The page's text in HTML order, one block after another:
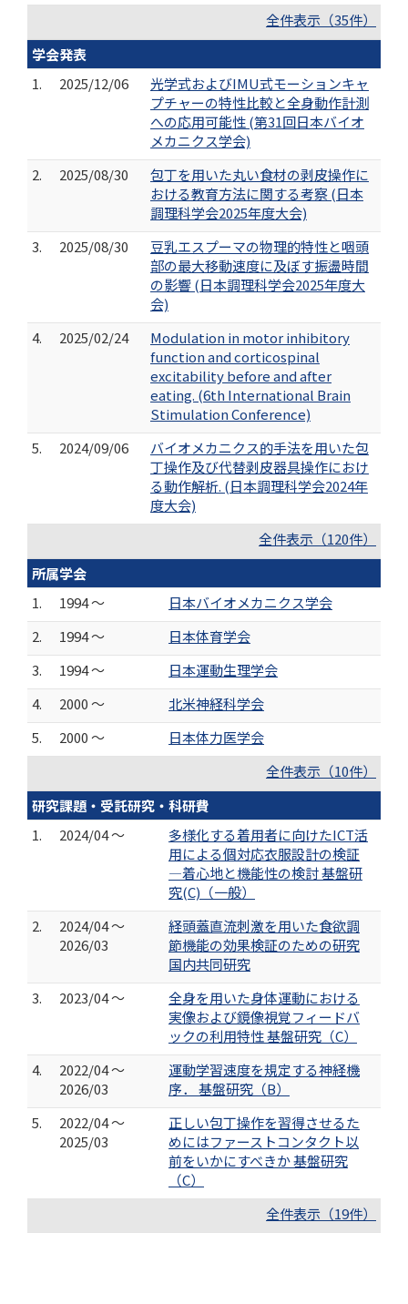
全件表示（35件）
学会発表
1.
2025/12/06
光学式およびIMU式モーションキャ
プチャーの特性比較と全身動作計測
への応用可能性 (第31回日本バイオ
メカニクス学会)
2.
2025/08/30
包丁を用いた丸い食材の剥皮操作に
おける教育方法に関する考察 (日本
調理科学会2025年度大会)
3.
2025/08/30
豆乳エスプーマの物理的特性と咽頭
部の最大移動速度に及ぼす振盪時間
の影響 (日本調理科学会2025年度大
会)
4.
2025/02/24
Modulation in motor inhibitory
function and corticospinal
excitability before and after
eating. (6th International Brain
Stimulation Conference)
5.
2024/09/06
バイオメカニクス的手法を用いた包
丁操作及び代替剥皮器具操作におけ
る動作解析. (日本調理科学会2024年
度大会)
全件表示（120件）
所属学会
1.
1994 ～
日本バイオメカニクス学会
2.
1994 ～
日本体育学会
3.
1994 ～
日本運動生理学会
4.
2000 ～
北米神経科学会
5.
2000 ～
日本体力医学会
全件表示（10件）
研究課題・受託研究・科研費
1.
2024/04 ～
多様化する着用者に向けたICT活
用による個対応衣服設計の検証
―着心地と機能性の検討 基盤研
究(C)（一般）
2.
2024/04 ～
2026/03
経頭蓋直流刺激を用いた食欲調
節機能の効果検証のための研究
国内共同研究
3.
2023/04 ～
全身を用いた身体運動における
実像および鏡像視覚フィードバ
ックの利用特性 基盤研究（C）
4.
2022/04 ～
2026/03
運動学習速度を規定する神経機
序． 基盤研究（B）
5.
2022/04 ～
2025/03
正しい包丁操作を習得させるた
めにはファーストコンタクト以
前をいかにすべきか 基盤研究
（C）
全件表示（19件）